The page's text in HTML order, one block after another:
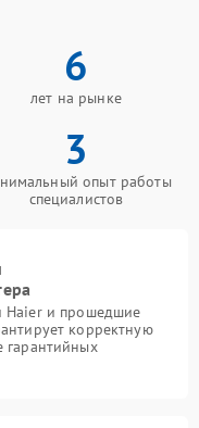
6
лет на рынке
3
опыт работы
специалистов
Haier и прошедшие
корректную
гарантийных